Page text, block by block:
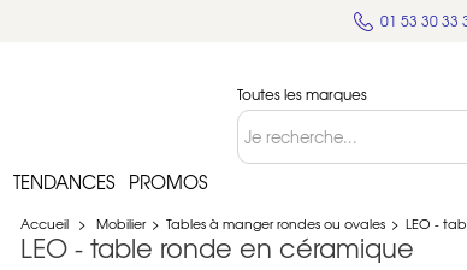
01 53 30 33
Toutes les marques
TENDANCES PROMOS
Accueil > Mobilier > Tables à manger rondes ou ovales > LEO -
LEO - table ronde en céramique